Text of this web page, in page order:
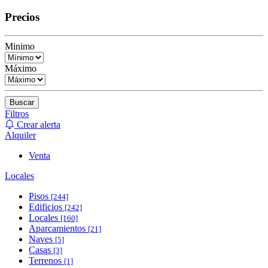
Precios
Minimo
Máximo
Buscar
Filtros
Crear alerta
Alquiler
Venta
Locales
Pisos [244]
Edificios [242]
Locales [160]
Aparcamientos [21]
Naves [5]
Casas [3]
Terrenos [1]